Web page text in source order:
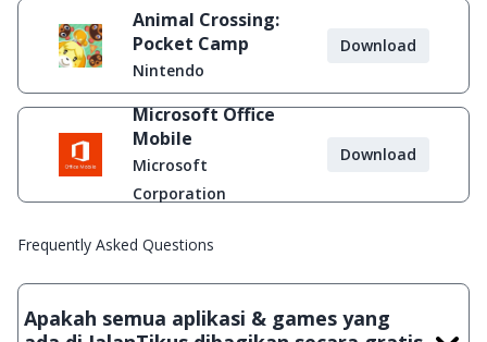
Animal Crossing:
Pocket Camp
Nintendo
Download
Microsoft Office
Mobile
Microsoft
Corporation
Download
Frequently Asked Questions
Apakah semua aplikasi & games yang